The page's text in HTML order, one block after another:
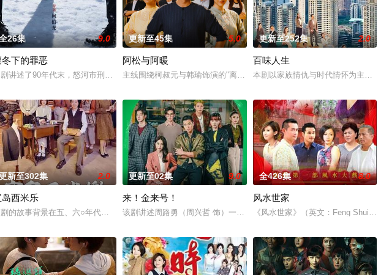
罗冠豪（姚淳耀 饰）、魏欣妤（蔡亘晏 饰），十多年后在一场重大绑架案中，以警察与被
26集 9.0
冬下的罪恶
讲述了90年代末，怒河市刑侦支队在无普及监控、无DNA鉴定技术的支持下，通过摸排、勘查等传统刑侦手
更新至45集 5.0
阿松与阿暖
主线围绕柯叔元与韩瑜饰演的"离婚夫妻"阿松、阿芬展开，两人虽已分开却
更新至252集 2.0
百味人生
本剧以家族情仇与时代情怀为主轴，
庭3个姓氏”以及“豆腐秘方只传姓万的男丁”的家训，埋下冲突与矛盾的伏笔。讲述一个
新至302集 2.0
岛西米乐
的故事背景在五、六○年代，是以“女西装师”为主角的职人剧。将细腻刻画女性在男性主导的西装产业中，如
更新至02集 9.0
来！金来号！
该剧讲述周路勇（周兴哲 饰）一边努力寻找父亲死亡真相，一边努力维持
全426集 8.0
风水世家
《风水世家》（英文：Feng Shui